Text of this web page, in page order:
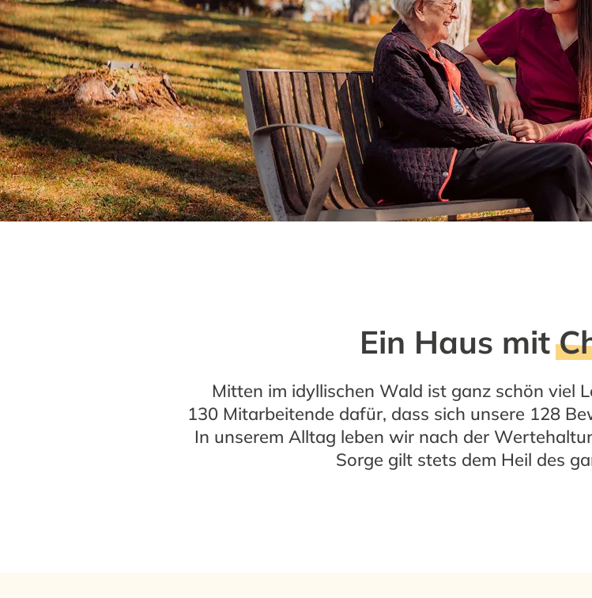
Ein Haus mit
Mitten im idyllischen Wald ist ganz schön viel
130 Mitarbeitende dafür, dass sich unsere 128
In unserem Alltag leben wir nach der
Sorge gilt stets dem Heil des